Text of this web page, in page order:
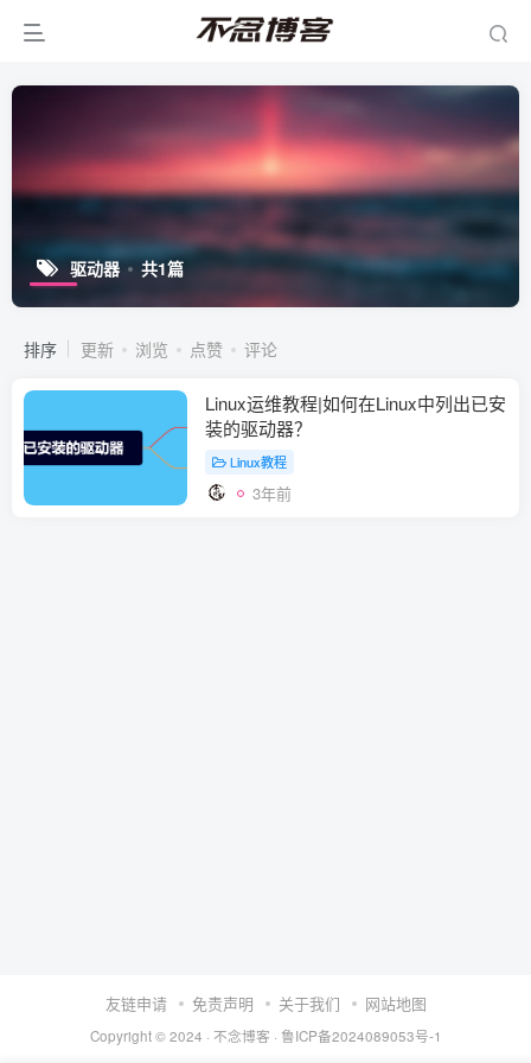
驱动器 共1篇
排序 更新 浏览 点赞 评论
Linux运维教程|如何在Linux中列出已安
装的驱动器？
Linux教程
3年前
友链申请 免责声明 关于我们 网站地图
Copyright © 2024 · 不念博客 · 鲁ICP备2024089053号-1